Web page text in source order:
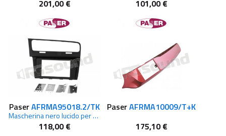
201,00 €
101,00 €
PaserAFRMA95018.2/TK
Mascherina nero lucido per VOLKSWAGEN Golf VII 2012
118,00 €
PaserAFRMA10009/T+K
175,10 €